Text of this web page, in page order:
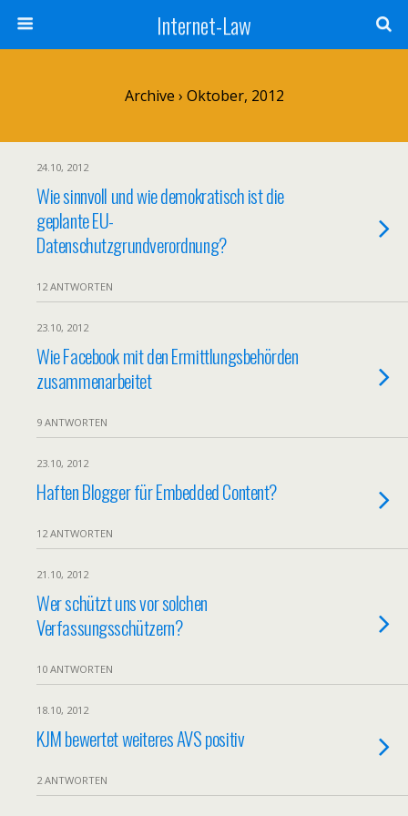
Internet-Law
Archive › Oktober, 2012
24.10, 2012
Wie sinnvoll und wie demokratisch ist die
geplante EU-
Datenschutzgrundverordnung?
12 ANTWORTEN
23.10, 2012
Wie Facebook mit den Ermittlungsbehörden
zusammenarbeitet
9 ANTWORTEN
23.10, 2012
Haften Blogger für Embedded Content?
12 ANTWORTEN
21.10, 2012
Wer schützt uns vor solchen
Verfassungsschützern?
10 ANTWORTEN
18.10, 2012
KJM bewertet weiteres AVS positiv
2 ANTWORTEN